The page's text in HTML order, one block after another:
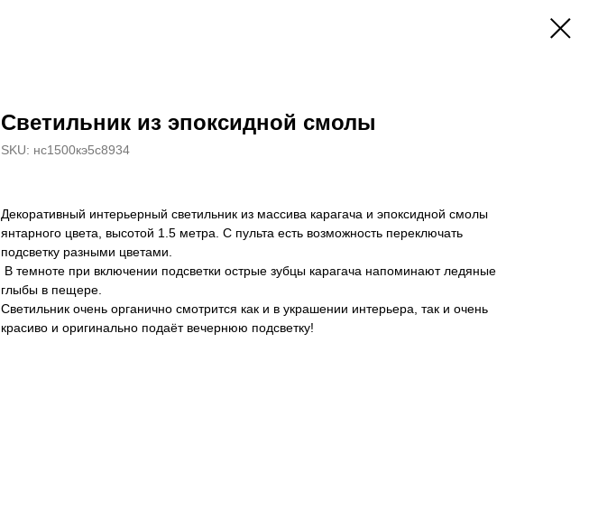
Светильник из эпоксидной смолы
SKU: нс1500кэ5с8934
Декоративный интерьерный светильник из массива карагача и эпоксидной смолы
янтарного цвета, высотой 1.5 метра. С пульта есть возможность переключать
подсветку разными цветами.
В темноте при включении подсветки острые зубцы карагача напоминают ледяные
глыбы в пещере.
Светильник очень органично смотрится как и в украшении интерьера, так и очень
красиво и оригинально подаёт вечернюю подсветку!